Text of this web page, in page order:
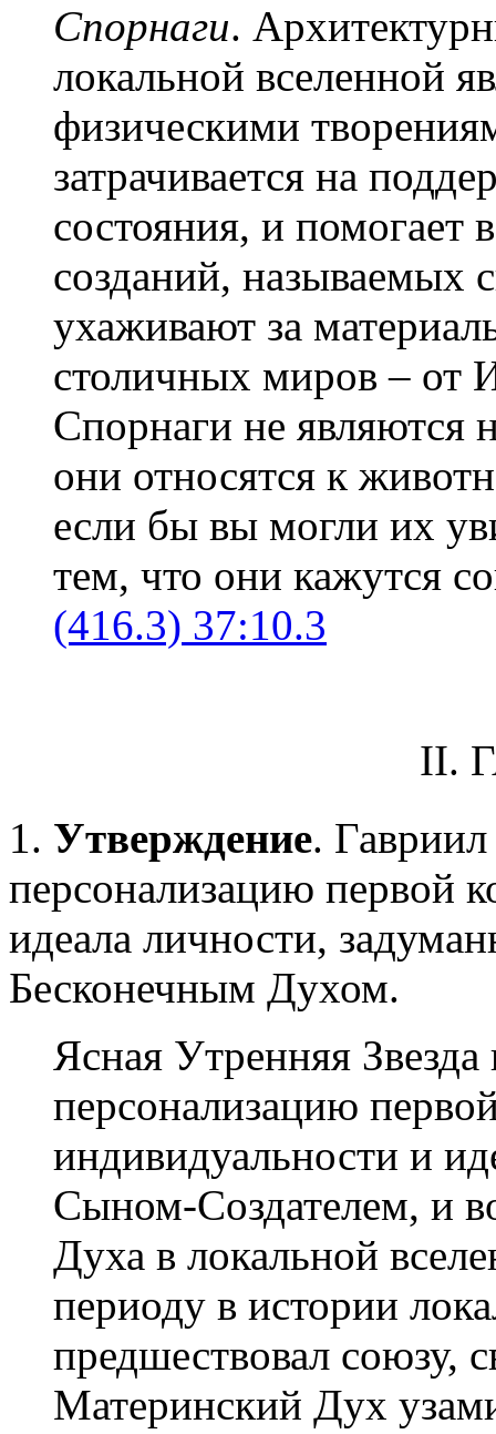
Спорнаги.
локальной вселенной
физическими
затрачивается на
состояния, и помогает
созданий, называемых
ухаживают за
столичных миров – от
Спорнаги не являются
они относятся к
если бы вы могли их
тем, что они кажутся
(416.3) 37:10.3
II.
1. Утверждение. Гавриил
персонализацию первой
идеала личности,
Бесконечным Духом.
Ясная Утренняя Звезда
персонализацию
индивидуальности и
Сыном-Создателем, и
Духа в локальной
периоду в истории
предшествовал союзу,
Материнский Дух